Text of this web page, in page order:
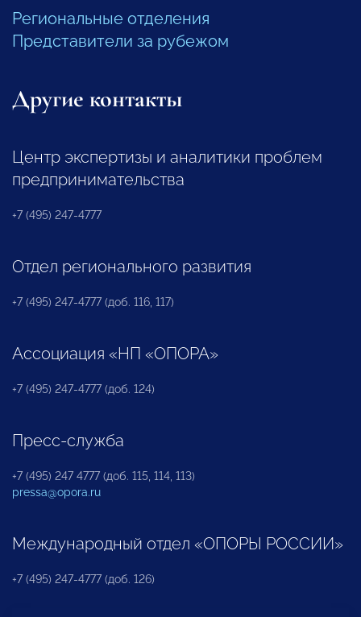
Региональные отделения
Представители за рубежом
Другие контакты
Центр экспертизы и аналитики проблем
предпринимательства
+7 (495) 247-4777
Отдел регионального развития
+7 (495) 247-4777 (доб. 116, 117)
Ассоциация «НП «ОПОРА»
+7 (495) 247-4777 (доб. 124)
Пресс-служба
+7 (495) 247 4777 (доб. 115, 114, 113)
pressa@opora.ru
Международный отдел «ОПОРЫ РОССИИ»
+7 (495) 247-4777 (доб. 126)